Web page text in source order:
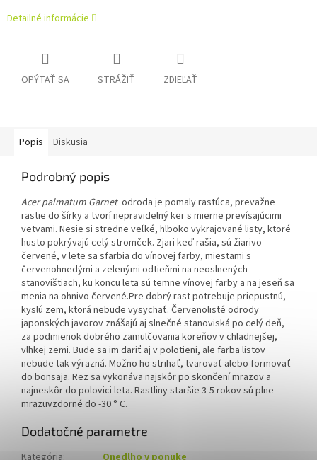
Detailné informácie
OPÝTAŤ SA STRÁŽIŤ ZDIEĽAŤ
Popis Diskusia
Podrobný popis
Acer palmatum Garnetodroda je pomaly rastúca, prevažne
rastie do šírky a tvorí nepravidelný ker s mierne prevísajúcimi
vetvami. Nesie si stredne veľké, hlboko vykrajované listy, ktoré
husto pokrývajú celý stromček. Zjari keď rašia, sú žiarivo
červené, v lete sa sfarbia do vínovej farby, miestami s
červenohnedými a zelenými odtieňmi na neoslnených
stanovištiach, ku koncu leta sú temne vínovej farby a na jeseň sa
menia na ohnivo červené.Pre dobrý rast potrebuje priepustnú,
kyslú zem, ktorá nebude vysychať. Červenolisté odrody
japonských javorov znášajú aj slnečné stanoviská po celý deň,
za podmienok dobrého zamulčovania koreňov v chladnejšej,
vlhkej zemi. Bude sa im dariť aj v polotieni, ale farba listov
nebude tak výrazná. Možno ho strihať, tvarovať alebo formovať
do bonsaja. Rez sa vykonáva najskôr po skončení mrazov a
najneskôr do polovici leta. Rastliny staršie 3-5 rokov sú plne
mrazuvzdorné do -30 ° C.
Dodatočné parametre